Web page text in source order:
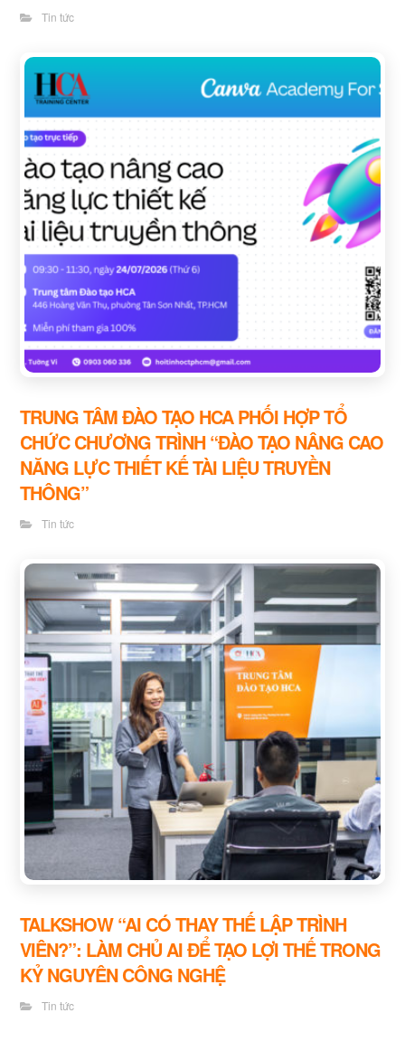
Tin tức
TRUNG TÂM ĐÀO TẠO HCA PHỐI HỢP TỔ
CHỨC CHƯƠNG TRÌNH “ĐÀO TẠO NÂNG CAO
NĂNG LỰC THIẾT KẾ TÀI LIỆU TRUYỀN
THÔNG”
Tin tức
TALKSHOW “AI CÓ THAY THẾ LẬP TRÌNH
VIÊN?”: LÀM CHỦ AI ĐỂ TẠO LỢI THẾ TRONG
KỶ NGUYÊN CÔNG NGHỆ
Tin tức